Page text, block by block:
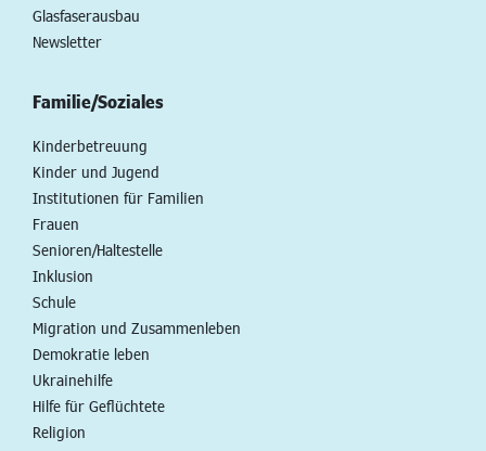
Glasfaserausbau
Newsletter
Familie/Soziales
Kinderbetreuung
Kinder und Jugend
Institutionen für Familien
Frauen
Senioren/Haltestelle
Inklusion
Schule
Migration und Zusammenleben
Demokratie leben
Ukrainehilfe
Hilfe für Geflüchtete
Religion